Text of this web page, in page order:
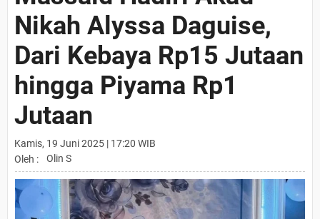
Nikah Alyssa Daguise,
Dari Kebaya Rp15 Jutaan
hingga Piyama Rp1
Jutaan
Kamis, 19 Juni 2025 | 17:20 WIB
Oleh :
Olin S